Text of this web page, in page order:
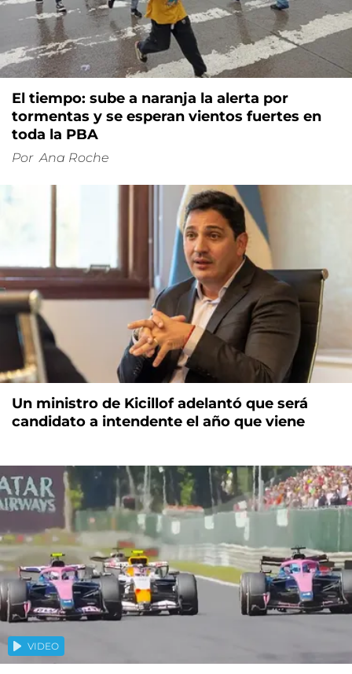
El tiempo: sube a naranja la alerta por
tormentas y se esperan vientos fuertes en
toda la PBA
Por Ana Roche
Un ministro de Kicillof adelantó que será
candidato a intendente el año que viene
VIDEO